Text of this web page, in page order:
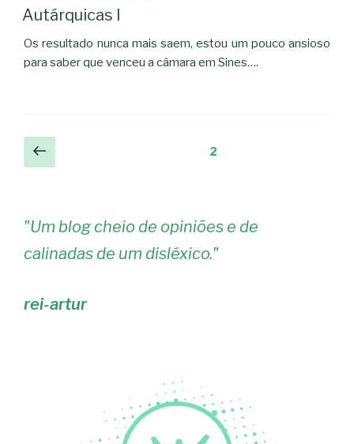
EM
Autárquicas I
Os resultado nunca mais saem, estou um pouco ansioso
para saber que venceu a câmara em Sines….
Navegação
de
Página
anterior
2
"Um blog cheio de opiniões e de
calinadas de um disléxico."
rei-artur